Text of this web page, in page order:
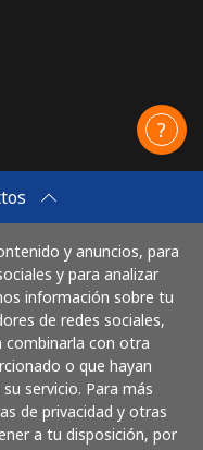
y anuncios, para
y para analizar
información sobre tu
de redes sociales,
combinarla con otra
o que hayan
servicio. Para más
de privacidad y otras
a tu disposición, por